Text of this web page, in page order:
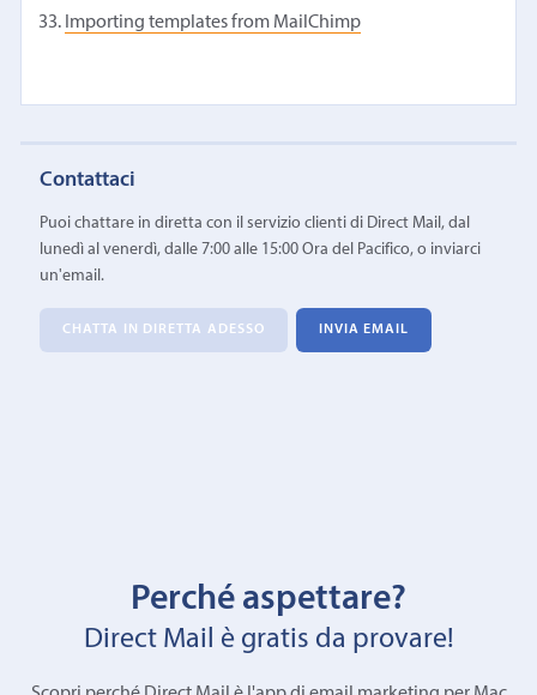
Importing templates from MailChimp
Contattaci
Puoi chattare in diretta con il servizio clienti di Direct Mail, dal
lunedì al venerdì, dalle 7:00 alle 15:00 Ora del Pacifico, o inviarci
un'email.
CHATTA IN DIRETTA ADESSO INVIA EMAIL
Perché aspettare?
Direct Mail è gratis da provare!